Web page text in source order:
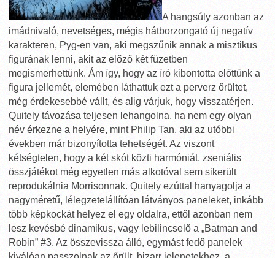
A hangsúly azonban az
imádnivaló, nevetséges, mégis hátborzongató új negatív
karakteren, Pyg-en van, aki megszűnik annak a misztikus
figurának lenni, akit az előző két füzetben
megismerhettünk. Ám így, hogy az író kibontotta előttünk a
figura jellemét, elemében láthattuk ezt a perverz őrültet,
még érdekesebbé vállt, és alig várjuk, hogy visszatérjen.
Quitely távozása teljesen lehangolna, ha nem egy olyan
név érkezne a helyére, mint Philip Tan, aki az utóbbi
években már bizonyította tehetségét. Az viszont
kétségtelen, hogy a két skót közti harmóniát, zseniális
összjátékot még egyetlen más alkotóval sem sikerült
reprodukálnia Morrisonnak. Quitely ezúttal hanyagolja a
nagyméretű, lélegzetelállítóan látványos paneleket, inkább
több képkockát helyez el egy oldalra, ettől azonban nem
lesz kevésbé dinamikus, vagy lebilincselő a „Batman and
Robin” #3. Az összevissza álló, egymást fedő panelek